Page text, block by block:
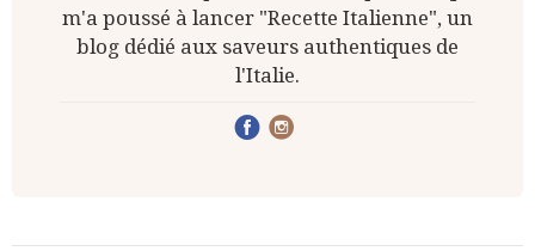
m'a poussé à lancer "Recette Italienne", un
blog dédié aux saveurs authentiques de
l'Italie.